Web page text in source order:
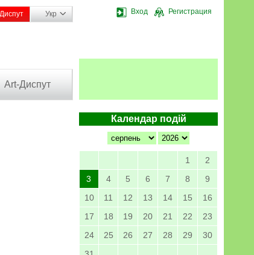
Вход Регистрация
Укр
Art-Диспут
Календар подій
1
2
3
4 5 6 7 8
9
10
11 12 13 14 15
16
17
18 19 20 21 22
23
24
25 26 27 28 29
30